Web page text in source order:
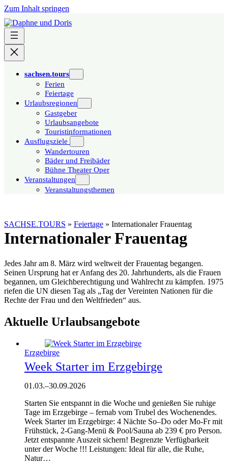
Zum Inhalt springen
sachsen.tours
Ferien
Feiertage
Urlaubsregionen
Gastgeber
Urlaubsangebote
Touristinformationen
Ausflugsziele
Wandertouren
Bäder und Freibäder
Bühne Theater Oper
Veranstaltungen
Veranstaltungsthemen
SACHSE.TOURS » Feiertage » Internationaler Frauentag
Internationaler Frauentag
Jedes Jahr am 8. März wird weltweit der Frauentag begangen.
Seinen Ursprung hat er Anfang des 20. Jahrhunderts, als die Frauen
begannen, um Gleichberechtigung und Wahlrecht zu kämpfen. 1975
riefen die UN diesen Tag als „Tag der Vereinten Nationen für die
Rechte der Frau und den Weltfrieden“ aus.
Aktuelle Urlaubsangebote
Erzgebirge
Week Starter im Erzgebirge
01.03.–30.09.2026
Starten Sie entspannt in die Woche und genießen Sie ruhige
Tage im Erzgebirge – fernab vom Trubel des Wochenendes.
Week Starter im Erzgebirge: 4 Nächte So–Do oder Mo-Fr mit
Frühstück, 2-Gang-Menü & Pool/Sauna ab 239 € pro Person.
Jetzt entspannte Auszeit sichern! Begrenzte Verfügbarkeit
unter der Woche !!! Leistungen: Ideal für alle, die Ruhe,
Natur…